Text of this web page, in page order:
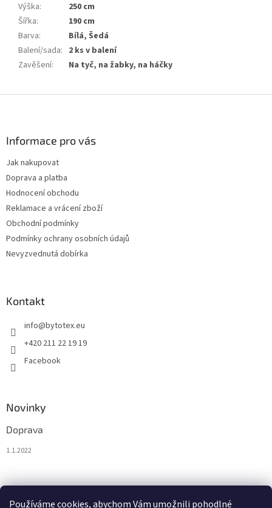
Používáme cookies, abychom Vám umožnili pohodlné
Výška:
250 cm
Šířka:
190 cm
Barva:
Bílá, Šedá
Balení/sada: 2 ks v balení
Zavěšení: Na tyč, na žabky, na háčky
Informace pro vás
Jak nakupovat
Doprava a platba
Hodnocení obchodu
Reklamace a vrácení zboží
Obchodní podmínky
Podmínky ochrany osobních údajů
Nevyzvednutá dobírka
Kontakt
info@bytotex.eu
+420 211 22 19 19
Facebook
Novinky
Doprava
1.1.2022